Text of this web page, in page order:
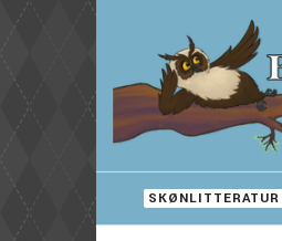
SKØNLITTERATUR